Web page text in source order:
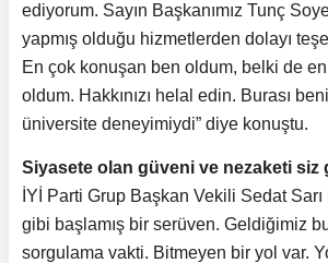
ediyorum. Sayın Başkanımız Tunç
yapmış olduğu hizmetlerden dolayı
En çok konuşan ben oldum, belki de en
oldum. Hakkınızı helal edin. Burası
üniversite deneyimiydi” diye konuştu.
Siyasete olan güveni ve nezaketi siz
İYİ Parti Grup Başkan Vekili Sedat Sarı
gibi başlamış bir serüven. Geldiğimiz bu
sorgulama vakti. Bitmeyen bir yol var.